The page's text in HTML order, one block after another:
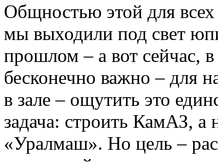
Общностью этой для
мы выходили под свет
прошлом – а вот сейчас,
бесконечно важно – для
в зале – ощутить это
задача: строить КамАЗ,
«Уралмаш». Но цель –